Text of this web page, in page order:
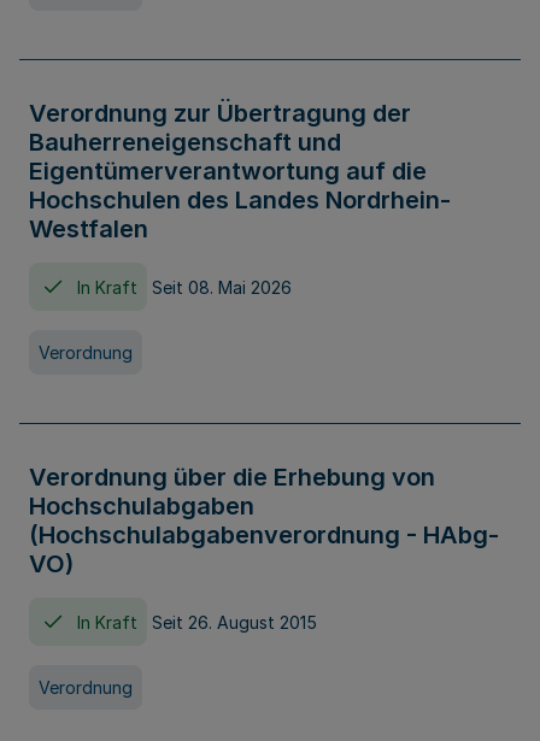
Verordnung zur Übertragung der
Bauherreneigenschaft und
Eigentümerverantwortung auf die
Hochschulen des Landes Nordrhein-
Westfalen
In Kraft Seit 08. Mai 2026
Verordnung
Verordnung über die Erhebung von
Hochschulabgaben
(Hochschulabgabenverordnung - HAbg-
VO)
In Kraft Seit 26. August 2015
Verordnung